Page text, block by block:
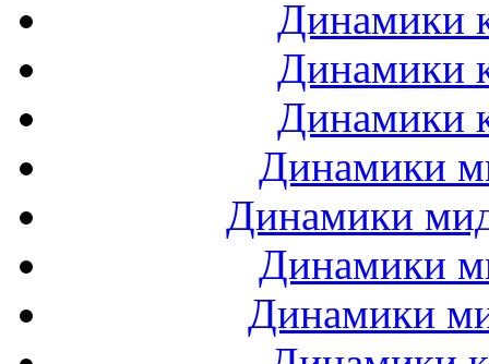
Динамики
Динамики
Динамики
Динамики
Динамики
Динамики
Динамики